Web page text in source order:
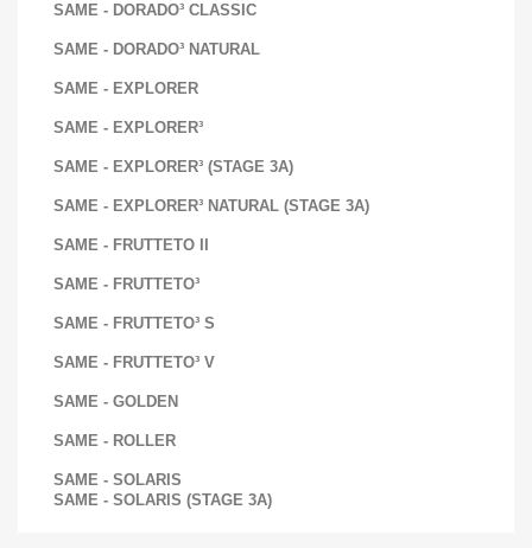
SAME - DORADO³ CLASSIC
SAME - DORADO³ NATURAL
SAME - EXPLORER
SAME - EXPLORER³
SAME - EXPLORER³ (STAGE 3A)
SAME - EXPLORER³ NATURAL (STAGE 3A)
SAME - FRUTTETO II
SAME - FRUTTETO³
SAME - FRUTTETO³ S
SAME - FRUTTETO³ V
SAME - GOLDEN
SAME - ROLLER
SAME - SOLARIS
SAME - SOLARIS (STAGE 3A)